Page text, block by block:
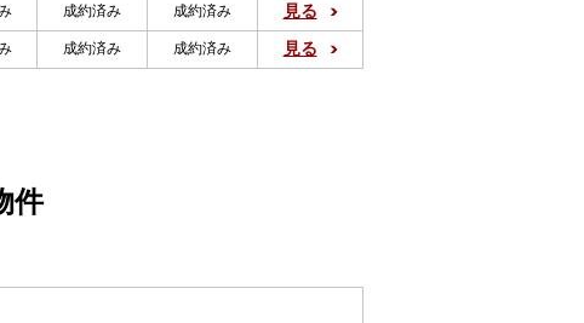
成約済み 成約済み 見る
成約済み 成約済み 見る
件